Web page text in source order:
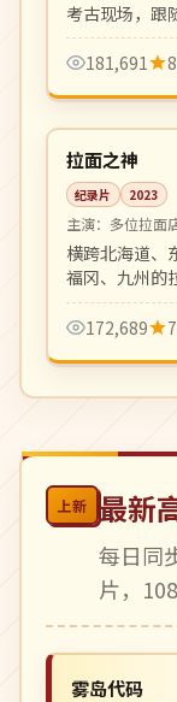
考古现场，跟
解析青铜神树
面具等惊世发
作，画面震撼
181,691
日本
4K
拉面之神
纪录片 2023
主演： 多位拉面
出镜
横跨北海道、
福冈、九州的
礼纪录片，每
一家米其林指
汤底之间几十
念。
172,689
上新 最新
每日同
片，
韩国
高分
雾岛代码